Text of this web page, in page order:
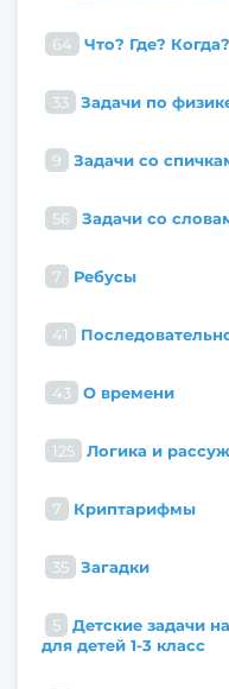
64 Что? Где? Когда?
33 Задачи по
9 Задачи со
56 Задачи со
7 Ребусы
41
43 О времени
125 Логика и
7 Криптарифмы
35 Загадки
5
Детские задачи
для детей 1-3 класс